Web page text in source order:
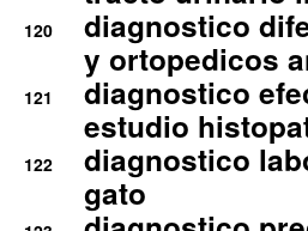
120
diagnostico
y ortopedicos
121
diagnostico
estudio
122
diagnostico
gato